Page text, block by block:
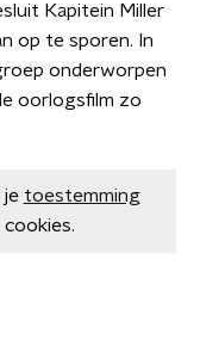
Kapitein Miller
op te sporen. In
onderworpen
oorlogsfilm zo
je toestemming